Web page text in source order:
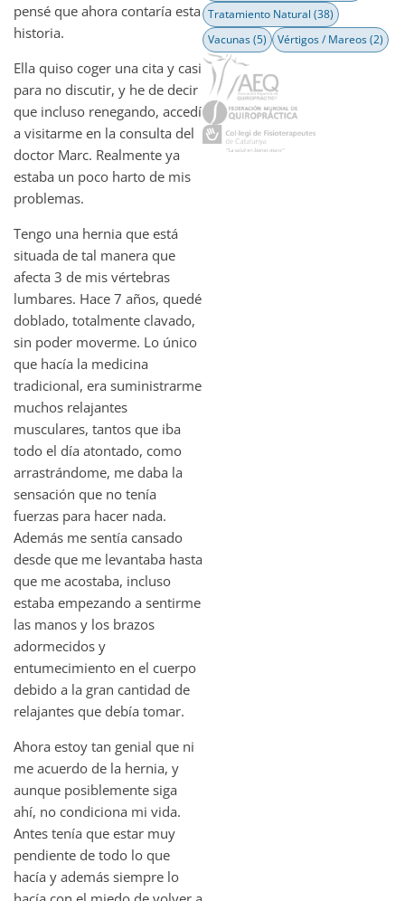
pensé que ahora contaría esta
historia.
Ella quiso coger una cita y casi
para no discutir, y he de decir
que incluso renegando, accedí
a visitarme en la consulta del
doctor Marc. Realmente ya
estaba un poco harto de mis
problemas.
Tengo una hernia que está
situada de tal manera que
afecta 3 de mis vértebras
lumbares. Hace 7 años, quedé
doblado, totalmente clavado,
sin poder moverme. Lo único
que hacía la medicina
tradicional, era suministrarme
muchos relajantes
musculares, tantos que iba
todo el día atontado, como
arrastrándome, me daba la
sensación que no tenía
fuerzas para hacer nada.
Además me sentía cansado
desde que me levantaba hasta
que me acostaba, incluso
estaba empezando a sentirme
las manos y los brazos
adormecidos y
entumecimiento en el cuerpo
debido a la gran cantidad de
relajantes que debía tomar.
Ahora estoy tan genial que ni
me acuerdo de la hernia, y
aunque posiblemente siga
ahí, no condiciona mi vida.
Antes tenía que estar muy
pendiente de todo lo que
hacía y además siempre lo
Tratamiento Natural (38)
Vacunas(5) Vértigos / Mareos(2)